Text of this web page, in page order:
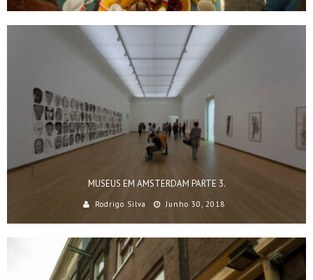
MUSEUS EM AMSTERDAM PARTE 3.
Rodrigo Silva Junho 30, 2018